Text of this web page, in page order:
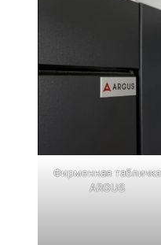
Фирменная табличка
ARGUS